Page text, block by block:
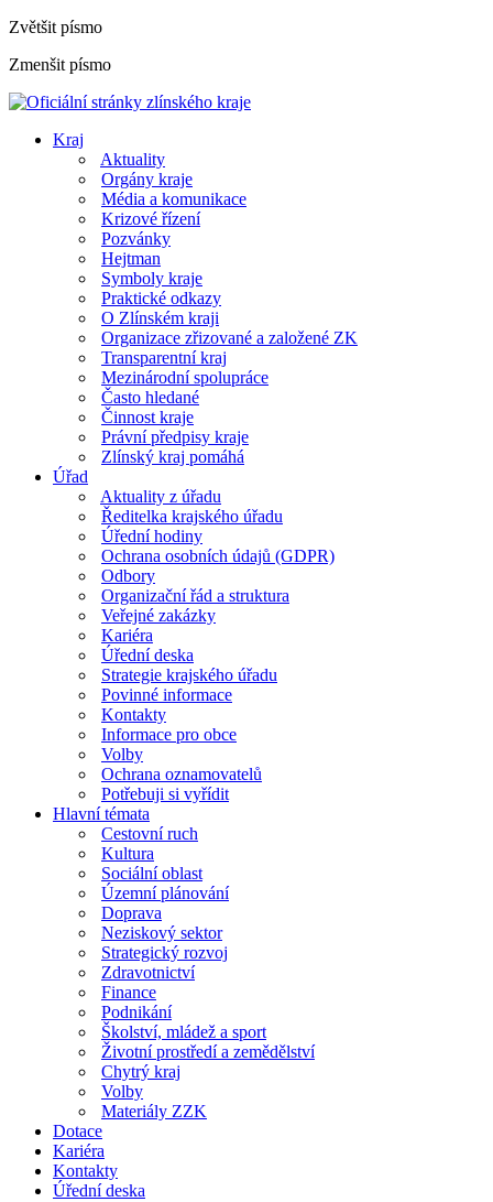
Zvětšit písmo
Zmenšit písmo
Kraj
Aktuality
Orgány kraje
Média a komunikace
Krizové řízení
Pozvánky
Hejtman
Symboly kraje
Praktické odkazy
O Zlínském kraji
Organizace zřizované a založené ZK
Transparentní kraj
Mezinárodní spolupráce
Často hledané
Činnost kraje
Právní předpisy kraje
Zlínský kraj pomáhá
Úřad
Aktuality z úřadu
Ředitelka krajského úřadu
Úřední hodiny
Ochrana osobních údajů (GDPR)
Odbory
Organizační řád a struktura
Veřejné zakázky
Kariéra
Úřední deska
Strategie krajského úřadu
Povinné informace
Kontakty
Informace pro obce
Volby
Ochrana oznamovatelů
Potřebuji si vyřídit
Hlavní témata
Cestovní ruch
Kultura
Sociální oblast
Územní plánování
Doprava
Neziskový sektor
Strategický rozvoj
Zdravotnictví
Finance
Podnikání
Školství, mládež a sport
Životní prostředí a zemědělství
Chytrý kraj
Volby
Materiály ZZK
Dotace
Kariéra
Kontakty
Úřední deska